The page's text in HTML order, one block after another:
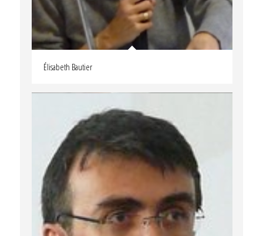
Élisabeth Bautier